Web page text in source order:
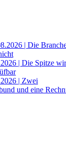
| Die
| Die Spitze
| Zwei
und eine